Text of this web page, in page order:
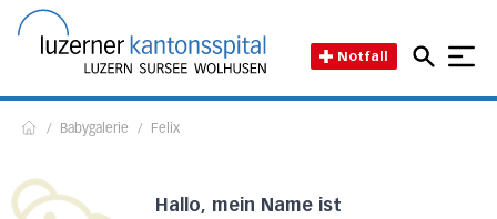
Notfall
/ Babygalerie / Felix
Hallo, mein Name ist